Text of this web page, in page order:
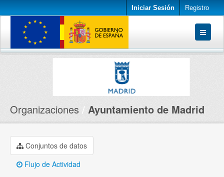
Iniciar Sesión Registro
Conjuntos de datos
Organizaciones Ayuntamiento de Madrid
Conjuntos de datos
Flujo de Actividad